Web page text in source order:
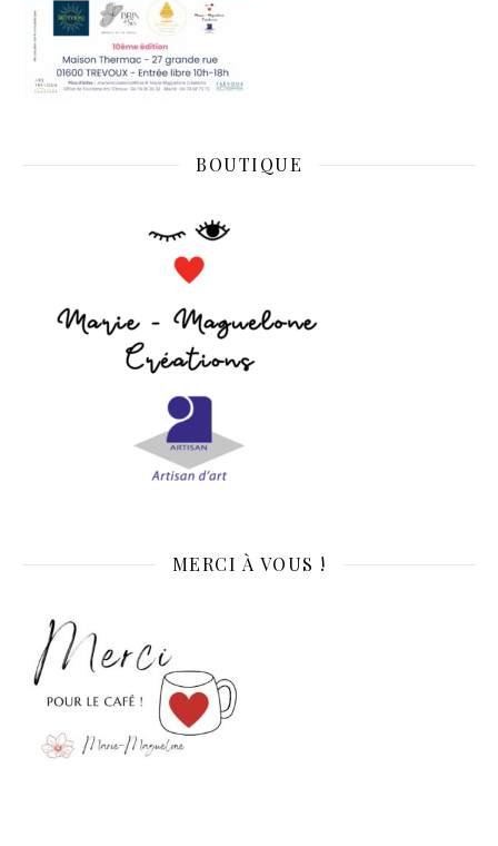
BOUTIQUE
MERCI À VOUS !